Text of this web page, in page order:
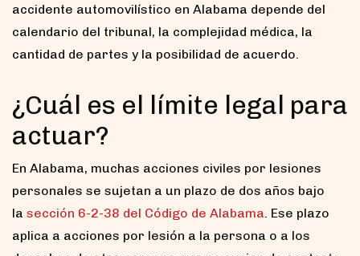
accidente automovilístico en Alabama depende del
calendario del tribunal, la complejidad médica, la
cantidad de partes y la posibilidad de acuerdo.
¿Cuál es el límite legal para
actuar?
En Alabama, muchas acciones civiles por lesiones
personales se sujetan a un plazo de dos años bajo
la sección 6-2-38 del Código de Alabama . Ese plazo
aplica a acciones por lesión a la persona o a los